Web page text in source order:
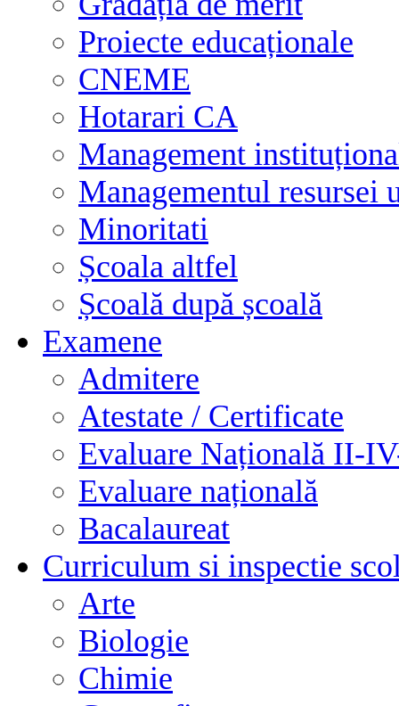
Proiecte educaționale
CNEME
Hotarari CA
Management
Managementul resursei
Minoritati
Școala altfel
Școală după școală
Examene
Admitere
Atestate / Certificate
Evaluare Națională II-
Evaluare națională
Bacalaureat
Curriculum si inspectie
Arte
Biologie
Chimie